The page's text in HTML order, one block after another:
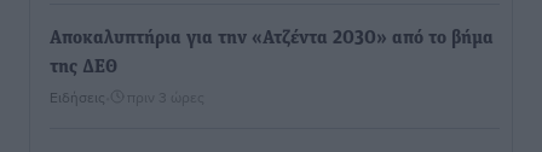
Αποκαλυπτήρια για την «Ατζέντα 2030» από το βήμα
της ΔΕΘ
Ειδήσεις πριν 3 ώρες